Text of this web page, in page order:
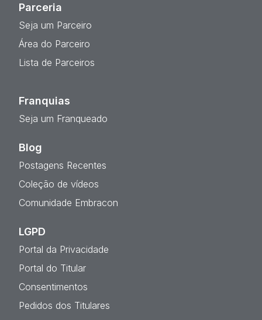
Parceria
Seja um Parceiro
Área do Parceiro
Lista de Parceiros
Franquias
Seja um Franqueado
Blog
Postagens Recentes
Coleção de vídeos
Comunidade Embracon
LGPD
Portal da Privacidade
Portal do Titular
Consentimentos
Pedidos dos Titulares